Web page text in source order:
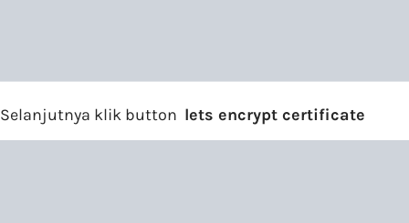
Selanjutnya klik button lets encrypt certificate